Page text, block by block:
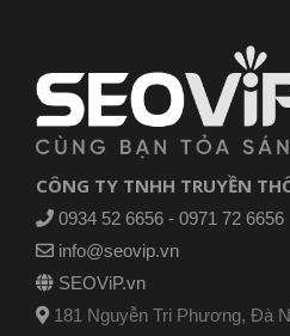
CÔNG TY TNHH TRUYỀN
0934 52 6656 - 0971 72 6656
info@seovip.vn
SEOViP.vn
181 Nguyễn Tri Phương, Đà